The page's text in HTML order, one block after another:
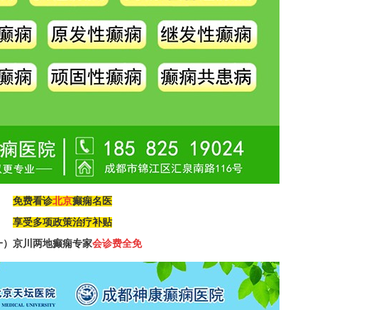
免费看诊北京癫痫名医
享受多项政策治疗补贴
京川两地癫痫专家会诊费全免